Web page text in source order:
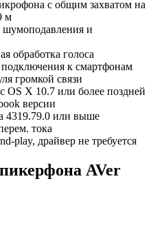
с общим захватом на
м
и
обработка голоса
к смартфонам
громкой связи
OS X 10.7 или более поздней
версии
4319.79.0 или выше
тока
play, драйвер не требуется
AVer